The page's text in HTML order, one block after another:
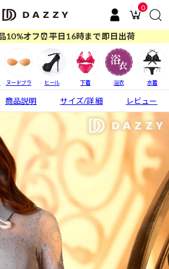
0
10%オフ⏰平日16時まで即日出荷
ヌードブラ ヒール 下着 浴衣 水着
商品説明 サイズ/詳細 レビュー